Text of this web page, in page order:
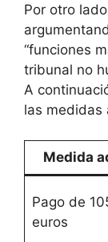
Por otro
“funciones
tribunal no
A
las medidas
Medida
Pago de
euros